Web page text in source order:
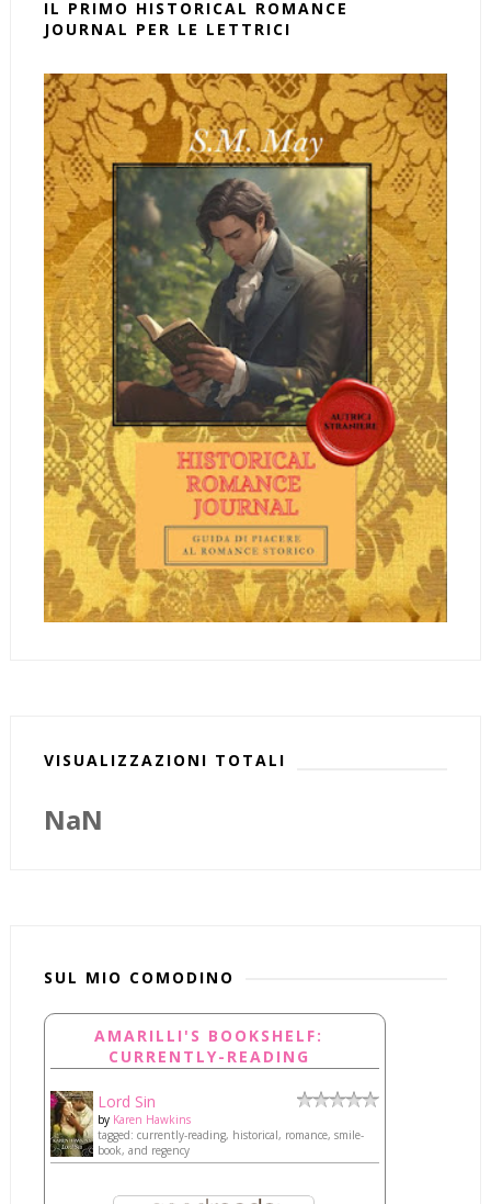
IL PRIMO HISTORICAL ROMANCE
JOURNAL PER LE LETTRICI
VISUALIZZAZIONI TOTALI
NaN
SUL MIO COMODINO
AMARILLI'S BOOKSHELF:
CURRENTLY-READING
Lord Sin
by Karen Hawkins
tagged: currently-reading, historical, romance, smile-
book, and regency